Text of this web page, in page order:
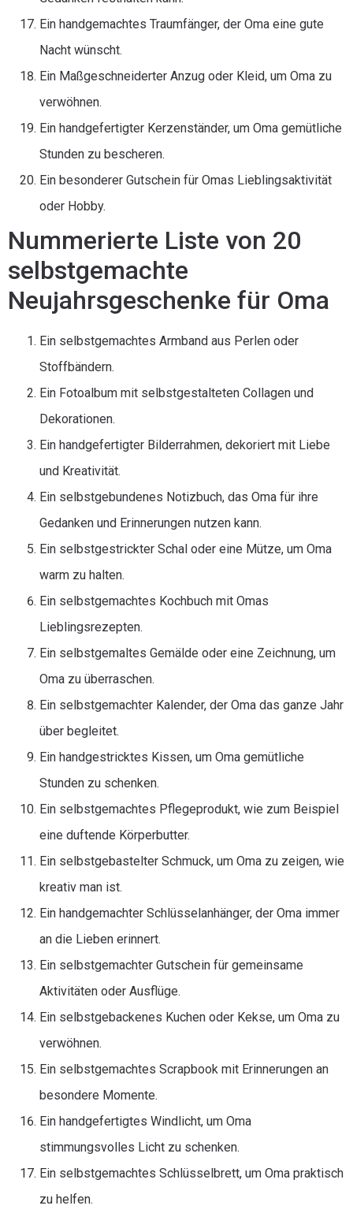
Ein handgemachtes Traumfänger, der Oma eine gute
Nacht wünscht.
Ein Maßgeschneiderter Anzug oder Kleid, um Oma zu
verwöhnen.
Ein handgefertigter Kerzenständer, um Oma gemütliche
Stunden zu bescheren.
Ein besonderer Gutschein für Omas Lieblingsaktivität
oder Hobby.
Nummerierte Liste von 20
selbstgemachte
Neujahrsgeschenke für Oma
Ein selbstgemachtes Armband aus Perlen oder
Stoffbändern.
Ein Fotoalbum mit selbstgestalteten Collagen und
Dekorationen.
Ein handgefertigter Bilderrahmen, dekoriert mit Liebe
und Kreativität.
Ein selbstgebundenes Notizbuch, das Oma für ihre
Gedanken und Erinnerungen nutzen kann.
Ein selbstgestrickter Schal oder eine Mütze, um Oma
warm zu halten.
Ein selbstgemachtes Kochbuch mit Omas
Lieblingsrezepten.
Ein selbstgemaltes Gemälde oder eine Zeichnung, um
Oma zu überraschen.
Ein selbstgemachter Kalender, der Oma das ganze Jahr
über begleitet.
Ein handgestricktes Kissen, um Oma gemütliche
Stunden zu schenken.
Ein selbstgemachtes Pflegeprodukt, wie zum Beispiel
eine duftende Körperbutter.
Ein selbstgebastelter Schmuck, um Oma zu zeigen, wie
kreativ man ist.
Ein handgemachter Schlüsselanhänger, der Oma immer
an die Lieben erinnert.
Ein selbstgemachter Gutschein für gemeinsame
Aktivitäten oder Ausflüge.
Ein selbstgebackenes Kuchen oder Kekse, um Oma zu
verwöhnen.
Ein selbstgemachtes Scrapbook mit Erinnerungen an
besondere Momente.
Ein handgefertigtes Windlicht, um Oma
stimmungsvolles Licht zu schenken.
Ein selbstgemachtes Schlüsselbrett, um Oma praktisch
zu helfen.